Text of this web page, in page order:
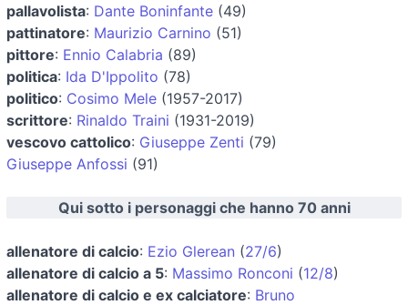
pallavolista: Dante Boninfante (49)
pattinatore: Maurizio Carnino (51)
pittore: Ennio Calabria (89)
politica: Ida D'Ippolito (78)
politico: Cosimo Mele (1957-2017)
scrittore: Rinaldo Traini (1931-2019)
vescovo cattolico: Giuseppe Zenti (79)
Giuseppe Anfossi (91)
Qui sotto i personaggi che hanno 70 anni
allenatore di calcio: Ezio Glerean (27/6)
allenatore di calcio a 5: Massimo Ronconi (12/8)
allenatore di calcio e ex calciatore: Bruno